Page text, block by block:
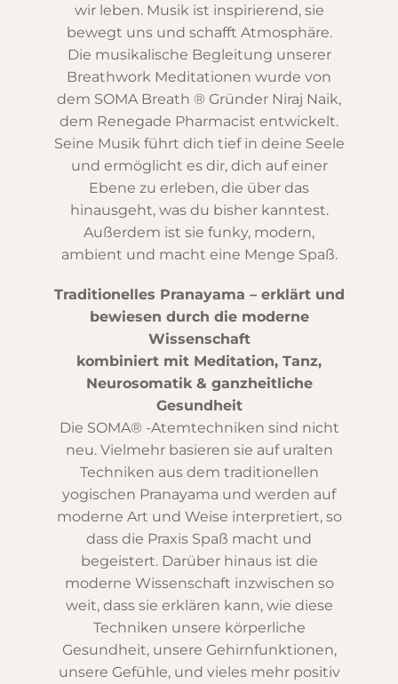
wir leben. Musik ist inspirierend, sie
bewegt uns und schafft Atmosphäre.
Die musikalische Begleitung unserer
Breathwork Meditationen wurde von
dem SOMA Breath ® Gründer Niraj Naik,
dem Renegade Pharmacist entwickelt.
Seine Musik führt dich tief in deine Seele
und ermöglicht es dir, dich auf einer
Ebene zu erleben, die über das
hinausgeht, was du bisher kanntest.
Außerdem ist sie funky, modern,
ambient und macht eine Menge Spaß.
Traditionelles Pranayama – erklärt und
bewiesen durch die moderne
Wissenschaft
kombiniert mit Meditation, Tanz,
Neurosomatik & ganzheitliche
Gesundheit
Die SOMA® -Atemtechniken sind nicht
neu. Vielmehr basieren sie auf uralten
Techniken aus dem traditionellen
yogischen Pranayama und werden auf
moderne Art und Weise interpretiert, so
dass die Praxis Spaß macht und
begeistert. Darüber hinaus ist die
moderne Wissenschaft inzwischen so
weit, dass sie erklären kann, wie diese
Techniken unsere körperliche
Gesundheit, unsere Gehirnfunktionen,
unsere Gefühle, und vieles mehr positiv